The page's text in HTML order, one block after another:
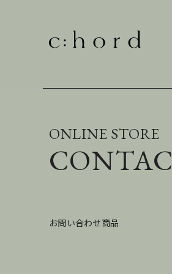
ONLINE STORE
お問い合わせ商品